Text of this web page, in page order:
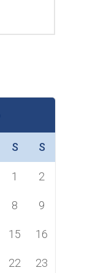
S S
1 2
8 9
15 16
22 23